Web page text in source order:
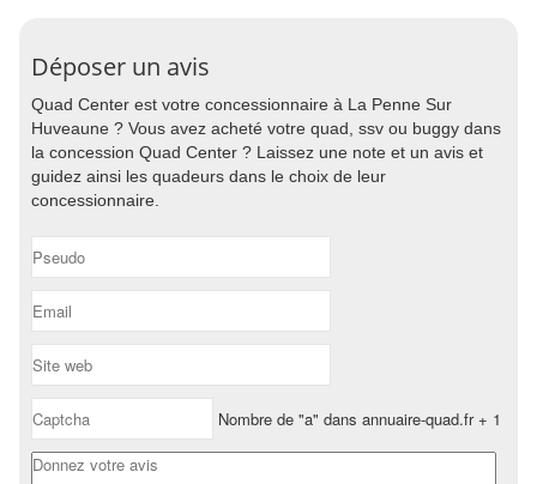
Déposer un avis
Quad Center est votre concessionnaire à La Penne Sur
Huveaune ? Vous avez acheté votre quad, ssv ou buggy dans
la concession Quad Center ? Laissez une note et un avis et
guidez ainsi les quadeurs dans le choix de leur
concessionnaire.
Nombre de "a" dans annuaire-quad.fr + 1